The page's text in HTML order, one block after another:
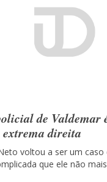
de Valdemar
direita
voltou a ser um caso
que ele não